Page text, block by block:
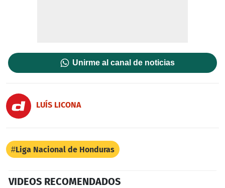
Unirme al canal de noticias
LUÍS LICONA
Liga Nacional de Honduras
VIDEOS RECOMENDADOS